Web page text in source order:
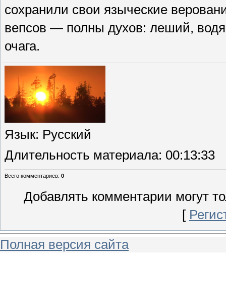
сохранили свои языческие
вепсов — полны духов: леший,
очага.
Язык: Русский
Длительность материала: 00:13:33
Всего комментариев: 0
Добавлять комментарии могут
[
Полная версия сайта